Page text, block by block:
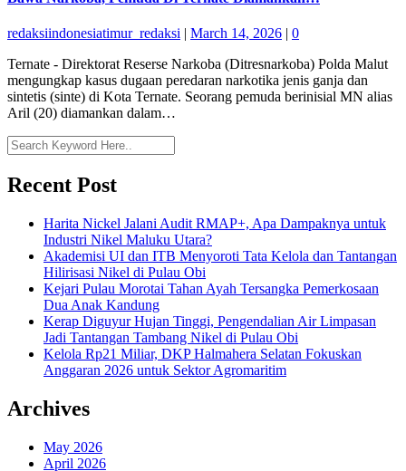
redaksiindonesiatimur_redaksi | March 14, 2026 | 0
Ternate - Direktorat Reserse Narkoba (Ditresnarkoba) Polda Malut
mengungkap kasus dugaan peredaran narkotika jenis ganja dan
sintetis (sinte) di Kota Ternate. Seorang pemuda berinisial MN alias
Aril (20) diamankan dalam…
Recent Post
Harita Nickel Jalani Audit RMAP+, Apa Dampaknya untuk
Industri Nikel Maluku Utara?
Akademisi UI dan ITB Menyoroti Tata Kelola dan Tantangan
Hilirisasi Nikel di Pulau Obi
Kejari Pulau Morotai Tahan Ayah Tersangka Pemerkosaan
Dua Anak Kandung
Kerap Diguyur Hujan Tinggi, Pengendalian Air Limpasan
Jadi Tantangan Tambang Nikel di Pulau Obi
Kelola Rp21 Miliar, DKP Halmahera Selatan Fokuskan
Anggaran 2026 untuk Sektor Agromaritim
Archives
May 2026
April 2026